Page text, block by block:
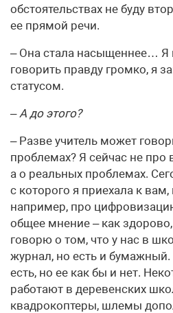
обстоятельствах не буду
ее прямой речи.
– Она стала насыщеннее…
говорить правду громко, я
статусом.
– А до этого?
– Разве учитель может
проблемах? Я сейчас не про
а о реальных проблемах.
с которого я приехала к
например, про
общее мнение – как здорово,
говорю о том, что у нас в
журнал, но есть и
есть, но ее как бы и нет.
работают в деревенских
квадрокоптеры, шлемы